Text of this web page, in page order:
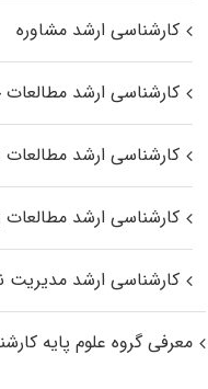
کارشناسی ارشد مشاوره
کارشناسی ارشد
کارشناسی ارشد
کارشناسی ارشد مطالعات
کارشناسی ارشد
معرفی گروه علوم پایه